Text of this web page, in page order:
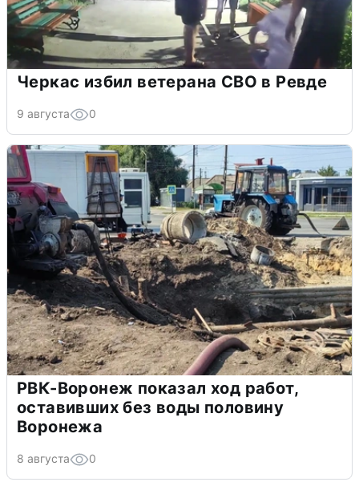
Черкас избил ветерана СВО в Ревде
9 августа 0
РВК-Воронеж показал ход работ,
оставивших без воды половину
Воронежа
8 августа 0